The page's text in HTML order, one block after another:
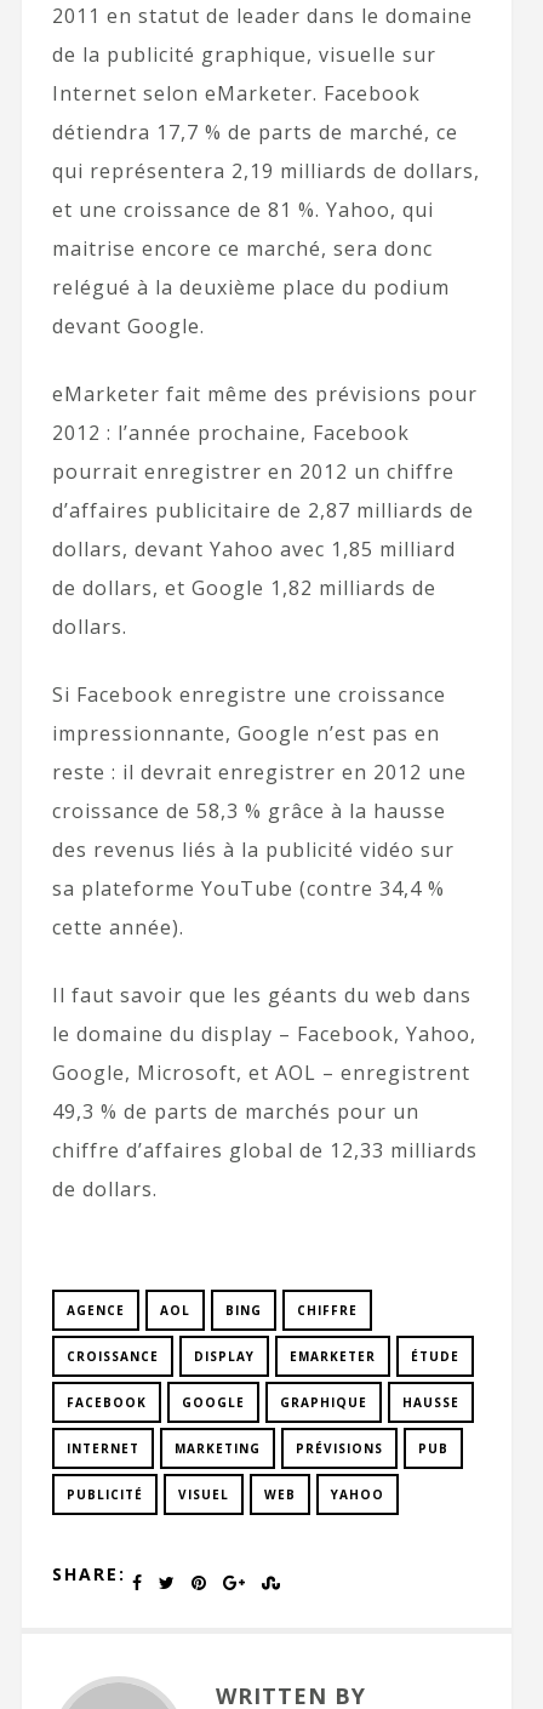
2011 en statut de leader dans le domaine
de la publicité graphique, visuelle sur
Internet selon eMarketer. Facebook
détiendra 17,7 % de parts de marché, ce
qui représentera 2,19 milliards de dollars,
et une croissance de 81 %. Yahoo, qui
maitrise encore ce marché, sera donc
relégué à la deuxième place du podium
devant Google.
eMarketer fait même des prévisions pour
2012 : l’année prochaine, Facebook
pourrait enregistrer en 2012 un chiffre
d’affaires publicitaire de 2,87 milliards de
dollars, devant Yahoo avec 1,85 milliard
de dollars, et Google 1,82 milliards de
dollars.
Si Facebook enregistre une croissance
impressionnante, Google n’est pas en
reste : il devrait enregistrer en 2012 une
croissance de 58,3 % grâce à la hausse
des revenus liés à la publicité vidéo sur
sa plateforme YouTube (contre 34,4 %
cette année).
Il faut savoir que les géants du web dans
le domaine du display – Facebook, Yahoo,
Google, Microsoft, et AOL – enregistrent
49,3 % de parts de marchés pour un
chiffre d’affaires global de 12,33 milliards
de dollars.
AGENCE AOL BING CHIFFRE
CROISSANCE DISPLAY EMARKETER ÉTUDE
FACEBOOK GOOGLE GRAPHIQUE HAUSSE
INTERNET MARKETING PRÉVISIONS PUB
PUBLICITÉ VISUEL WEB YAHOO
SHARE:
WRITTEN BY